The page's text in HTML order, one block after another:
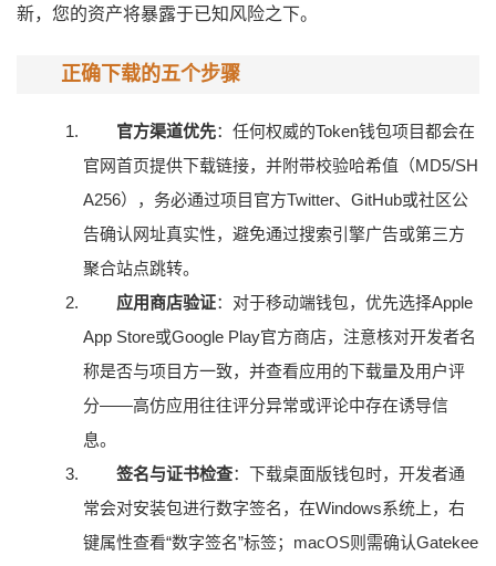
新，您的资产将暴露于已知风险之下。
正确下载的五个步骤
官方渠道优先：任何权威的Token钱包项目都会在
官网首页提供下载链接，并附带校验哈希值（MD5/SH
A256），务必通过项目官方Twitter、GitHub或社区公
告确认网址真实性，避免通过搜索引擎广告或第三方
聚合站点跳转。
应用商店验证：对于移动端钱包，优先选择Apple
App Store或Google Play官方商店，注意核对开发者名
称是否与项目方一致，并查看应用的下载量及用户评
分——高仿应用往往评分异常或评论中存在诱导信
息。
签名与证书检查：下载桌面版钱包时，开发者通
常会对安装包进行数字签名，在Windows系统上，右
键属性查看“数字签名”标签；macOS则需确认Gatekee